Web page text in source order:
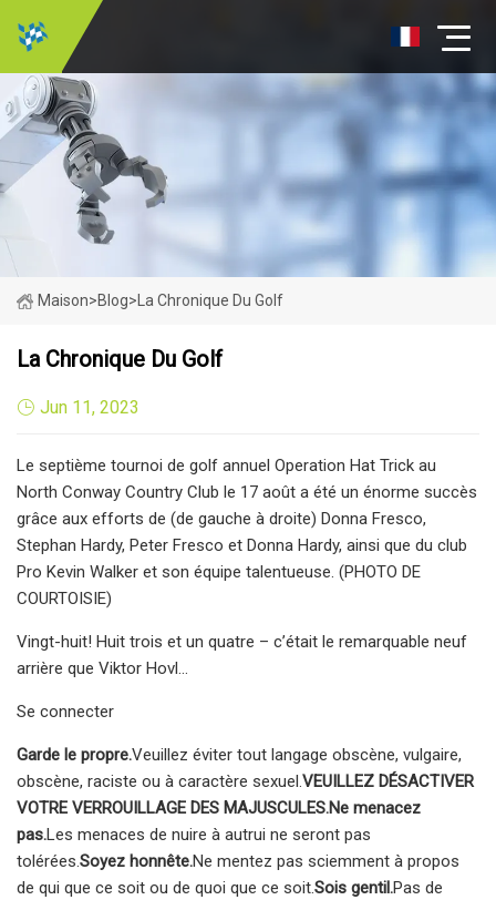
Maison>Blog> La Chronique Du Golf
La Chronique Du Golf
Jun 11, 2023
Le septième tournoi de golf annuel Operation Hat Trick au
North Conway Country Club le 17 août a été un énorme succès
grâce aux efforts de (de gauche à droite) Donna Fresco,
Stephan Hardy, Peter Fresco et Donna Hardy, ainsi que du club
Pro Kevin Walker et son équipe talentueuse. (PHOTO DE
COURTOISIE)
Vingt-huit! Huit trois et un quatre – c’était le remarquable neuf
arrière que Viktor Hovl…
Se connecter
Garde le propre.Veuillez éviter tout langage obscène, vulgaire,
obscène, raciste ou à caractère sexuel.VEUILLEZ DÉSACTIVER
VOTRE VERROUILLAGE DES MAJUSCULES.Ne menacez
pas.Les menaces de nuire à autrui ne seront pas
tolérées.Soyez honnête.Ne mentez pas sciemment à propos
de qui que ce soit ou de quoi que ce soit.Sois gentil.Pas de